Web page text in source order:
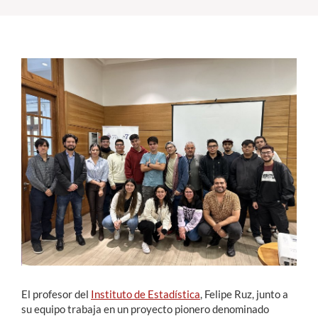
Postgrado
Formación Continua
Estudiantes
Académicos
Funcionarios
Alumni
El profesor del Instituto de Estadística , Felipe Ruz, junto a
su equipo trabaja en un proyecto pionero denominado